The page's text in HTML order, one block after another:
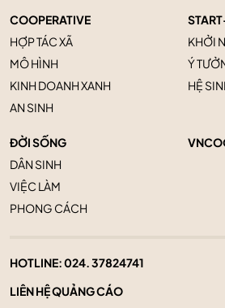
COOPERATIVE
HỢP TÁC XÃ
MÔ HÌNH
KINH DOANH XANH
AN SINH
KHỞI
Ý
HỆ
ĐỜI SỐNG
DÂN SINH
VIỆC LÀM
PHONG CÁCH
HOTLINE:024. 37824741
LIÊN HỆ QUẢNG CÁO